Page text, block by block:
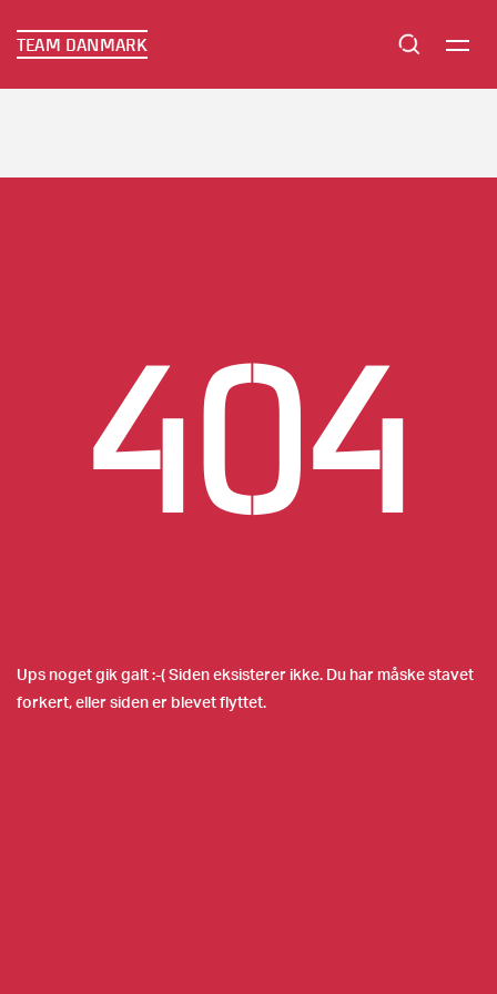
TEAM DANMARK
TEAM DANMARK
404
Ups noget gik galt :-( Siden eksisterer ikke. Du har måske stavet
forkert, eller siden er blevet flyttet.